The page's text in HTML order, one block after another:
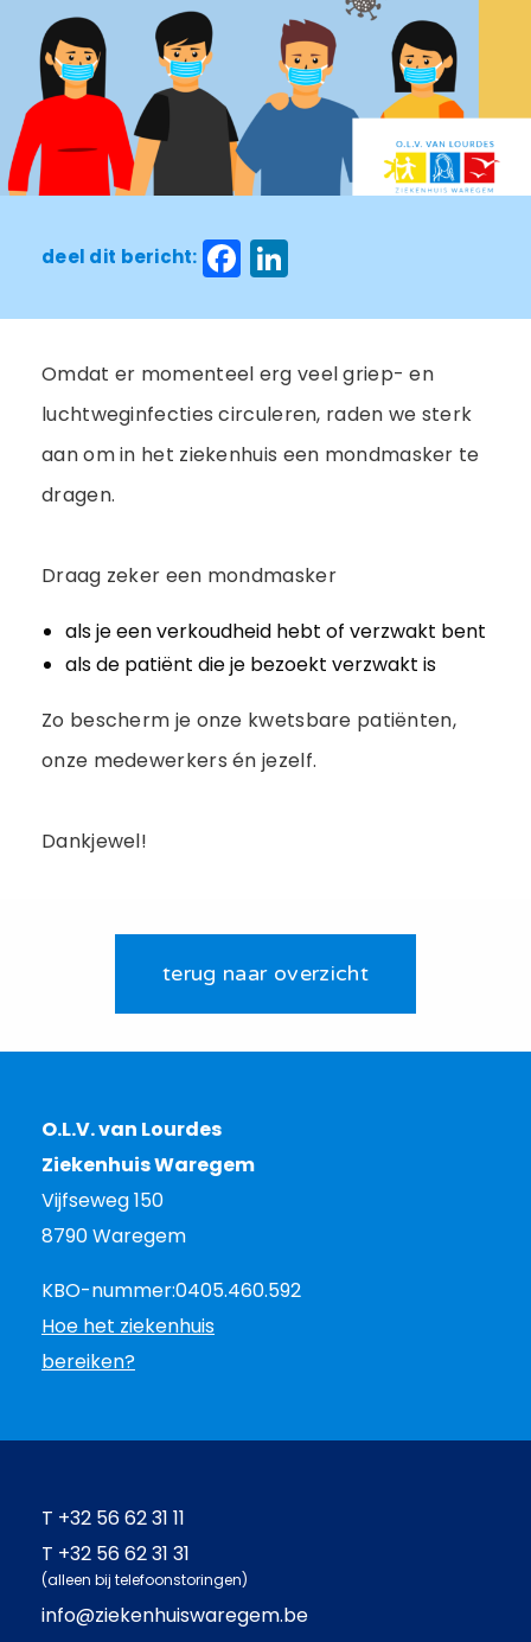
deel dit bericht: Facebook
LinkedIn
Omdat er momenteel erg veel griep- en
luchtweginfecties circuleren, raden we sterk
aan om in het ziekenhuis een mondmasker te
dragen.
Draag zeker een mondmasker
als je een verkoudheid hebt of verzwakt bent
als de patiënt die je bezoekt verzwakt is
Zo bescherm je onze kwetsbare patiënten,
onze medewerkers én jezelf.
Dankjewel!
terug naar overzicht
O.L.V. van Lourdes
Ziekenhuis Waregem
Vijfseweg 150
8790 Waregem
KBO-nummer:0405.460.592
Hoe het ziekenhuis
bereiken?
T +32 56 62 31 11
T +32 56 62 31 31
(alleen bij telefoonstoringen)
info@ziekenhuiswaregem.be